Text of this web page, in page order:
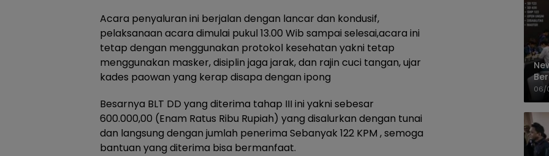
Acara penyaluran ini berjalan dengan lancar dan kondusif,
pelaksanaan acara dimulai pukul 13.00 Wib sampai selesai,acara ini
tetap dengan menggunakan protokol kesehatan yakni tetap
menggunakan masker, disiplin jaga jarak, dan rajin cuci tangan, ujar
kades paowan yang kerap disapa dengan ipong
Besarnya BLT DD yang diterima tahap III ini yakni sebesar
600.000,00 (Enam Ratus Ribu Rupiah) yang disalurkan dengan tunai
dan langsung dengan jumlah penerima Sebanyak 122 KPM , semoga
bantuan yang diterima bisa bermanfaat.
06/